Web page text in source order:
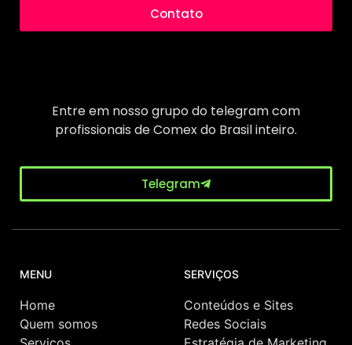
Contato
Entre em nosso grupo do telegram com
profissionais de Comex do Brasil inteiro.
Telegram
MENU
Home
Quem somos
SERVIÇOS
Conteúdos e Sites
Redes Sociais